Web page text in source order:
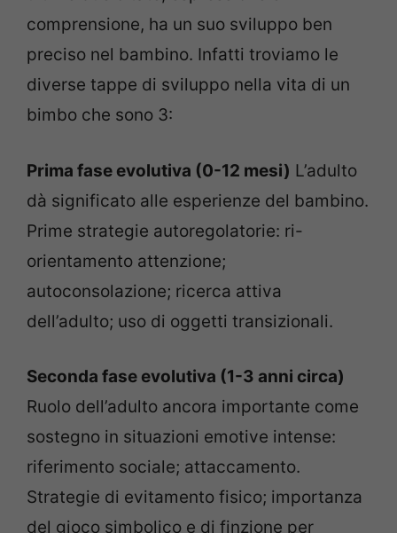
comprensione, ha un suo sviluppo ben
preciso nel bambino. Infatti troviamo le
diverse tappe di sviluppo nella vita di un
bimbo che sono 3:
Prima fase evolutiva (0-12 mesi) L’adulto
dà significato alle esperienze del bambino.
Prime strategie autoregolatorie: ri-
orientamento attenzione;
autoconsolazione; ricerca attiva
dell’adulto; uso di oggetti transizionali.
Seconda fase evolutiva (1-3 anni circa)
Ruolo dell’adulto ancora importante come
sostegno in situazioni emotive intense:
riferimento sociale; attaccamento.
Strategie di evitamento fisico; importanza
del gioco simbolico e di finzione per